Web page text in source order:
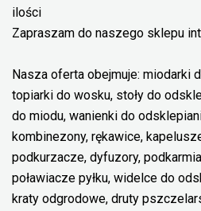
ilości
Zapraszam do naszego sklepu
Nasza oferta obejmuje: miodarki
topiarki do wosku, stoły do
do miodu, wanienki do
kombinezony, rękawice,
podkurzacze, dyfuzory,
poławiacze pyłku, widelce do
kraty odgrodowe, druty